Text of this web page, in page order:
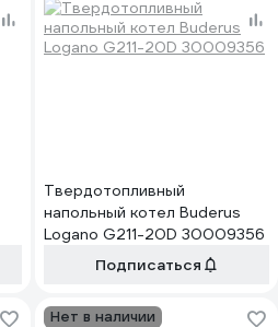
Твердотопливный
напольный котел Buderus
Logano G211-20D 30009356
Подписаться
Нет в наличии